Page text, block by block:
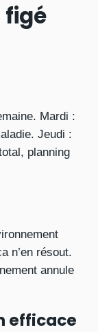
figé
Mardi :
Jeudi :
planning
n’en résout.
annule
efficace